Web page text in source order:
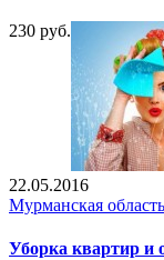
230 руб.
22.05.2016
Мурманская
Уборка квартир и